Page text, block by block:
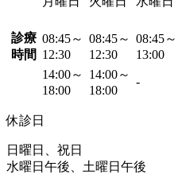
診療
時間
08:45～
12:30
08:45～
12:30
08:45～
13:00
14:00～
18:00
14:00～
18:00
-
休診日
日曜日、祝日
水曜日午後、土曜日午後